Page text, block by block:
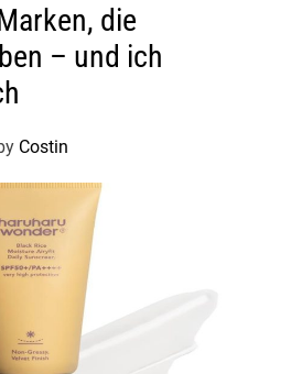
die
– und ich
Costin